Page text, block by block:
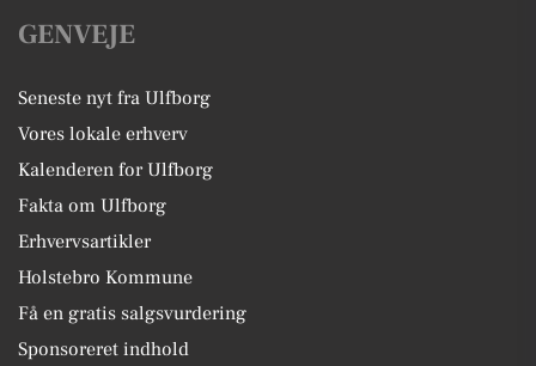
GENVEJE
Seneste nyt fra Ulfborg
Vores lokale erhverv
Kalenderen for Ulfborg
Fakta om Ulfborg
Erhvervsartikler
Holstebro Kommune
Få en gratis salgsvurdering
Sponsoreret indhold